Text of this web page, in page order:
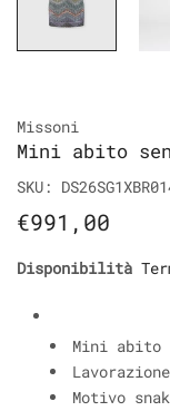
Missoni
Mini abito
SKU:
€991,00
Disponibilità
Mini abito
Motivo